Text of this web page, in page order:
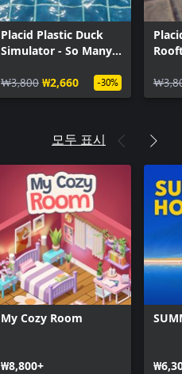
Placid Plastic Duck
Simulator - So Many
₩3,800 ₩2,660 -30%
모두 표시
My Cozy Room
₩8,800+